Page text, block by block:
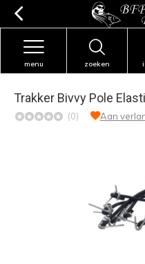
zoeken
menu
Trakker Bivvy Pole
(0) Aan